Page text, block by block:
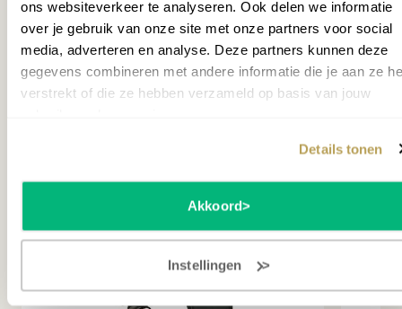
ons websiteverkeer te analyseren. Ook delen we informatie
over je gebruik van onze site met onze partners voor social
media, adverteren en analyse. Deze partners kunnen deze
gegevens combineren met andere informatie die je aan ze
verstrekt of die ze hebben verzameld op basis van jouw
Details tonen
Akkoord
Instellingen
garantie
maanden
1 jaar
144.5
Garantie
Op voorraad
Staat opgesteld in Hilversum
Op